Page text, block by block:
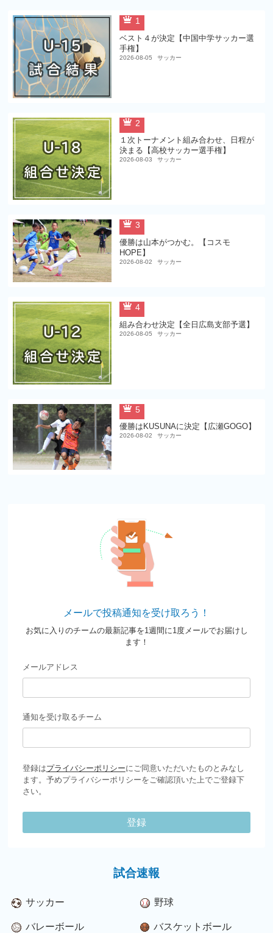
1
ベスト４が決定【中国中学サッカー選
手権】
2026-08-05 サッカー
2
１次トーナメント組み合わせ、日程が
決まる【高校サッカー選手権】
2026-08-03 サッカー
3
優勝は山本がつかむ。【コスモ
HOPE】
2026-08-02 サッカー
4
組み合わせ決定【全日広島支部予選】
2026-08-05 サッカー
5
優勝はKUSUNAに決定【広瀬GOGO】
2026-08-02 サッカー
メールで投稿通知を受け取ろう！
お気に入りのチームの最新記事を1週間に1度メールでお届けし
ます！
メールアドレス
通知を受け取るチーム
登録はプライバシーポリシーにご同意いただいたものとみなし
ます。予めプライバシーポリシーをご確認頂いた上でご登録下
さい。
登録
試合速報
サッカー 野球
バレーボール バスケットボール